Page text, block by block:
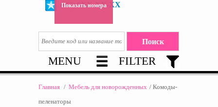
(067) 6XX-XX-XX
Показать номера
MENU FILTER
Главная / Мебель для новорожденных / Комоды-
пеленаторы